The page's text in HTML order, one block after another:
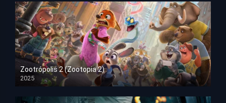
Zootrópolis 2 (Zootopia 2)
2025
HD 1080p